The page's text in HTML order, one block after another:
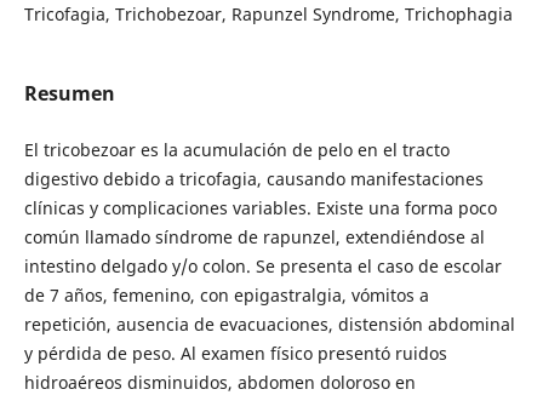
Tricofagia, Trichobezoar, Rapunzel Syndrome, Trichophagia
Resumen
El tricobezoar es la acumulación de pelo en el tracto
digestivo debido a tricofagia, causando manifestaciones
clínicas y complicaciones variables. Existe una forma poco
común llamado síndrome de rapunzel, extendiéndose al
intestino delgado y/o colon. Se presenta el caso de escolar
de 7 años, femenino, con epigastralgia, vómitos a
repetición, ausencia de evacuaciones, distensión abdominal
y pérdida de peso. Al examen físico presentó ruidos
hidroaéreos disminuidos, abdomen doloroso en